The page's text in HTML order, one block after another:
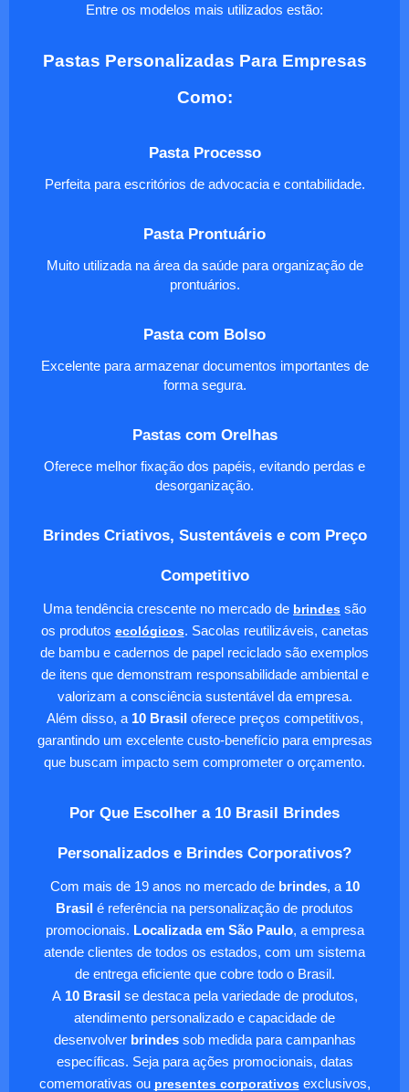
Entre os modelos mais utilizados estão:
Pastas Personalizadas Para Empresas
Como:
Pasta Processo
Perfeita para escritórios de advocacia e contabilidade.
Pasta Prontuário
Muito utilizada na área da saúde para organização de
prontuários.
Pasta com Bolso
Excelente para armazenar documentos importantes de
forma segura.
Pastas com Orelhas
Oferece melhor fixação dos papéis, evitando perdas e
desorganização.
Brindes Criativos, Sustentáveis e com Preço
Competitivo
Uma tendência crescente no mercado de brindes são
os produtos ecológicos. Sacolas reutilizáveis, canetas
de bambu e cadernos de papel reciclado são exemplos
de itens que demonstram responsabilidade ambiental e
valorizam a consciência sustentável da empresa.
Além disso, a 10 Brasiloferece preços competitivos,
garantindo um excelente custo-benefício para empresas
que buscam impacto sem comprometer o orçamento.
Por Que Escolher a 10 Brasil Brindes
Personalizados e Brindes Corporativos?
Com mais de 19 anos no mercado de brindes, a 10
Brasil é referência na personalização de produtos
promocionais. Localizada em São Paulo, a empresa
atende clientes de todos os estados, com um sistema
de entrega eficiente que cobre todo o Brasil.
A10 Brasilse destaca pela variedade de produtos,
atendimento personalizado e capacidade de
desenvolver brindessob medida para campanhas
específicas. Seja para ações promocionais, datas
comemorativas ou presentes corporativosexclusivos,